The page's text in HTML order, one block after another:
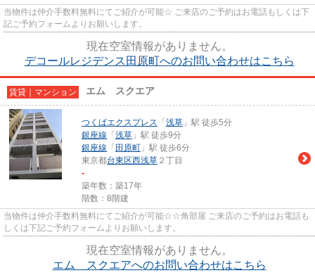
当物件は仲介手数料無料にてご紹介が可能☆ ご来店のご予約はお電話もしくは下
記ご予約フォームよりお願いします。
現在空室情報がありません。
デコールレジデンス田原町へのお問い合わせはこちら
賃貸｜マンション エム スクエア
つくばエクスプレス 「 浅草 」駅 徒歩5分
銀座線 「 浅草 」駅 徒歩9分
銀座線 「 田原町 」駅 徒歩6分
東京都台東区西浅草 ２丁目
-
築年数：築17年
階数：8階建
当物件は仲介手数料無料にてご紹介が可能☆☆角部屋 ご来店のご予約はお電話も
しくは下記ご予約フォームよりお願いします。
現在空室情報がありません。
エム スクエアへのお問い合わせはこちら